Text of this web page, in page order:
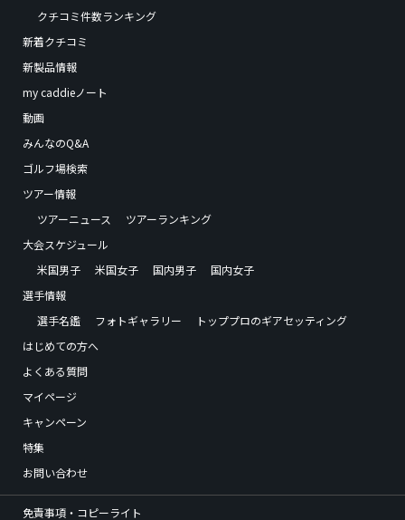
クチコミ件数ランキング
新着クチコミ
新製品情報
my caddieノート
動画
みんなのQ&A
ゴルフ場検索
ツアー情報
ツアーニュース
ツアーランキング
大会スケジュール
米国男子
米国女子 国内男子
国内女子
選手情報
選手名鑑
フォトギャラリー
トッププロのギアセッティング
はじめての方へ
よくある質問
マイページ
キャンペーン
特集
お問い合わせ
免責事項・コピーライト